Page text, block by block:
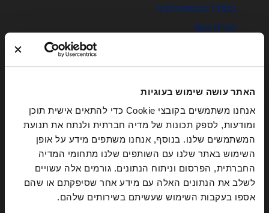
האתר עושה שימוש בעוגיות
אנחנו משתמשים בקובצי Cookie כדי להתאים אישית תוכן
ומודעות, לספק תכונות של מדיה חברתית ולנתח את תנועת
המשתמשים שלנו. בנוסף, אנחנו משתפים מידע על אופן
השימוש באתר שלנו עם השותפים שלנו מתחומי המדיה
החברתית, הפרסום וניתוח הנתונים. גורמים אלה עשויים
לשלב את הנתונים האלה עם מידע אחר שסיפקתם או שהם
אספו בעקבות השימוש שעשיתם בשירותים שלהם.
המודל והמתודולוגיה
יצירת קשר
הסמכה
חברות מוסמכות
הגשת מועמדות